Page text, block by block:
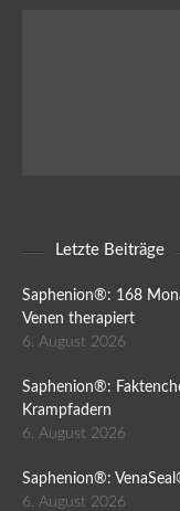
Letzte Beiträge
Saphenion®: 168
Venen therapiert
6. August 2026
Saphenion®:
Krampfadern
6. August 2026
Saphenion®:
6. August 2026